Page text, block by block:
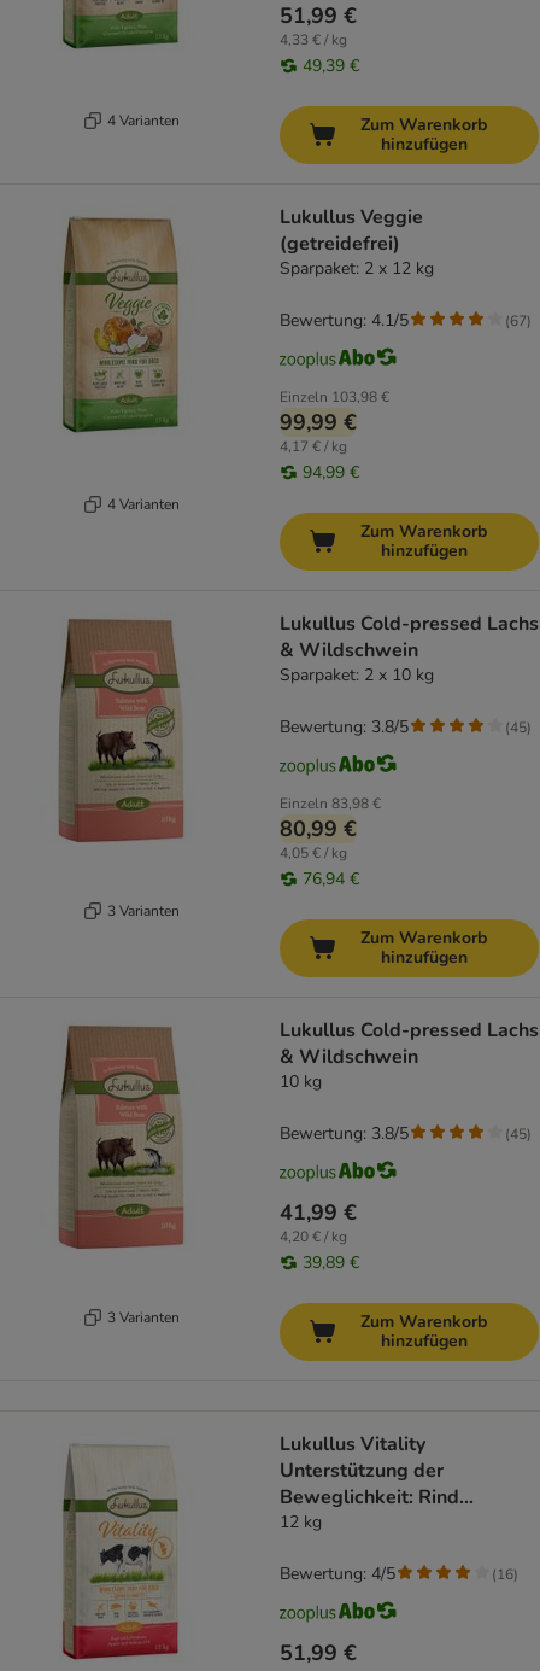
4 Varianten
51,99 €
4,33 € / kg
49,39 €
Zum Warenkorb
hinzufügen
4 Varianten
Lukullus Veggie
(getreidefrei)
Sparpaket: 2 x 12 kg
Einzeln 103,98 €
99,99 €
4,17 € / kg
94,99 €
Bewertung: 4.1/5 (67)
Zum Warenkorb
hinzufügen
3 Varianten
Lukullus Cold-pressed Lachs
& Wildschwein
Sparpaket: 2 x 10 kg
Einzeln 83,98 €
80,99 €
4,05 € / kg
76,94 €
Bewertung: 3.8/5 (45)
Zum Warenkorb
hinzufügen
3 Varianten
Lukullus Cold-pressed Lachs
& Wildschwein
10 kg
41,99 €
4,20 € / kg
39,89 €
Bewertung: 3.8/5 (45)
Zum Warenkorb
hinzufügen
Lukullus Vitality
Unterstützung der
Beweglichkeit: Rind
(getreidefrei)
12 kg
51,99 €
Bewertung: 4/5 (16)